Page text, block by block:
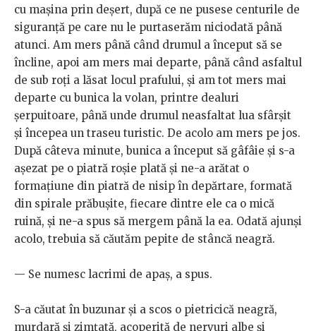
cu mașina prin deșert, după ce ne pusese centurile de
siguranță pe care nu le purtaserăm niciodată până
atunci. Am mers până când drumul a început să se
încline, apoi am mers mai departe, până când asfaltul
de sub roți a lăsat locul prafului, și am tot mers mai
departe cu bunica la volan, printre dealuri
șerpuitoare, până unde drumul neasfaltat lua sfârșit
și începea un traseu turistic. De acolo am mers pe jos.
După câteva minute, bunica a început să gâfâie și s-a
așezat pe o piatră roșie plată și ne-a arătat o
formațiune din piatră de nisip în depărtare, formată
din spirale prăbușite, fiecare dintre ele ca o mică
ruină, și ne-a spus să mergem până la ea. Odată ajunși
acolo, trebuia să căutăm pepite de stâncă neagră.
— Se numesc lacrimi de apaș, a spus.
S-a căutat în buzunar și a scos o pietricică neagră,
murdară și zimțată, acoperită de nervuri albe și